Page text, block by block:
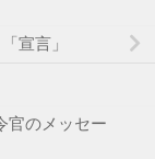
宣言」
官のメッセー